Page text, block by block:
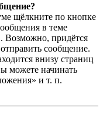
щёлкните по кнопке
в теме
Возможно, придётся
сообщение.
внизу страниц
можете начинать
и т. п.